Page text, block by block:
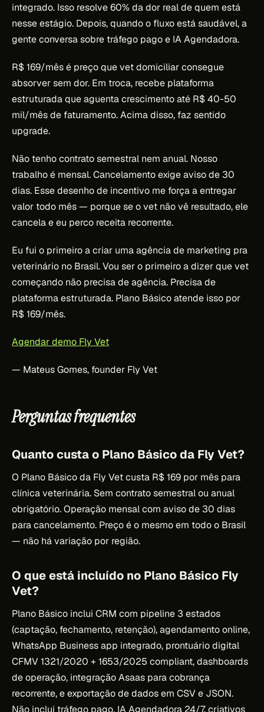
integrado. Isso resolve 60% da dor real de quem está
nesse estágio. Depois, quando o fluxo está saudável, a
gente conversa sobre tráfego pago e IA Agendadora.
R$ 169/mês é preço que vet domiciliar consegue
absorver sem dor. Em troca, recebe plataforma
estruturada que aguenta crescimento até R$ 40-50
mil/mês de faturamento. Acima disso, faz sentido
upgrade.
Não tenho contrato semestral nem anual. Nosso
trabalho é mensal. Cancelamento exige aviso de 30
dias. Esse desenho de incentivo me força a entregar
valor todo mês — porque se o vet não vê resultado, ele
cancela e eu perco receita recorrente.
Eu fui o primeiro a criar uma agência de marketing pra
veterinário no Brasil. Vou ser o primeiro a dizer que vet
começando não precisa de agência. Precisa de
plataforma estruturada. Plano Básico atende isso por
R$ 169/mês.
Agendar demo Fly Vet
— Mateus Gomes, founder Fly Vet
Perguntas frequentes
Quanto custa o Plano Básico da Fly Vet?
O Plano Básico da Fly Vet custa R$ 169 por mês para
clínica veterinária. Sem contrato semestral ou anual
obrigatório. Operação mensal com aviso de 30 dias
para cancelamento. Preço é o mesmo em todo o Brasil
— não há variação por região.
O que está incluído no Plano Básico Fly
Vet?
Plano Básico inclui CRM com pipeline 3 estados
(captação, fechamento, retenção), agendamento online,
WhatsApp Business app integrado, prontuário digital
CFMV 1321/2020 + 1653/2025 compliant, dashboards
de operação, integração Asaas para cobrança
recorrente, e exportação de dados em CSV e JSON.
Não inclui tráfego pago, IA Agendadora 24/7, criativos